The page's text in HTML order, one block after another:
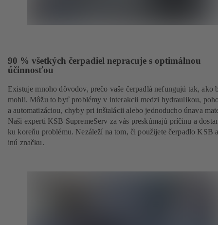
90 % všetkých čerpadiel nepracuje s optimálnou
účinnosťou
Existuje mnoho dôvodov, prečo vaše čerpadlá nefungujú tak, ako
mohli. Môžu to byť problémy v interakcii medzi hydraulikou,
a automatizáciou, chyby pri inštalácii alebo jednoducho únava
Naši experti KSB SupremeServ za vás preskúmajú príčinu a
ku koreňu problému. Nezáleží na tom, či použijete čerpadlo KSB
inú značku.